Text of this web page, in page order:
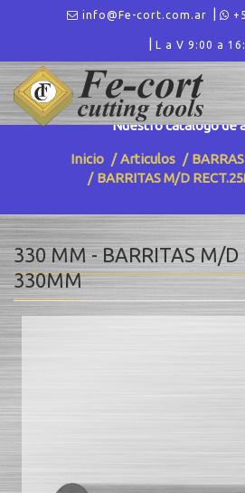
info@Fe-cort.com.ar
L a V 9:00 a
ARTICULOS -
Nuestro catalogo de
Inicio Articulos
BARRITAS M/D
330 MM - BARRITAS M/D
330MM